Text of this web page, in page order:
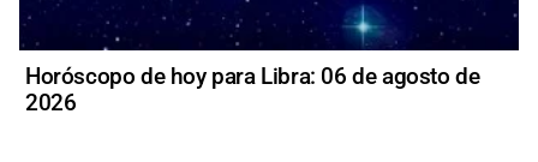
Horóscopo de hoy para Libra: 06 de agosto de
2026